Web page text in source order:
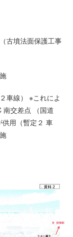
古墳法面保護工事
車線） ※これによ
南交差点 （国道
用（暫定２ 車